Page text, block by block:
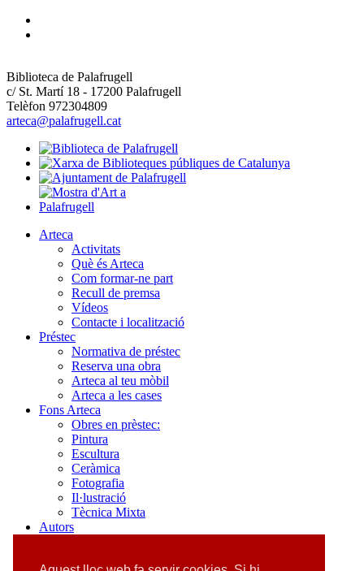
Biblioteca de Palafrugell
c/ St. Martí 18 - 17200 Palafrugell
Telèfon 972304809
arteca@palafrugell.cat
Arteca
Activitats
Què és Arteca
Com formar-ne part
Recull de premsa
Vídeos
Contacte i localització
Préstec
Normativa de préstec
Reserva una obra
Arteca al teu mòbil
Arteca a les cases
Fons Arteca
Obres en prèstec:
Pintura
Escultura
Ceràmica
Fotografia
Il·lustració
Tècnica Mixta
Autors